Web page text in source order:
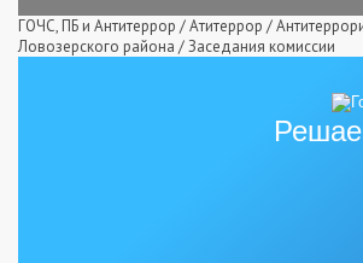
ГОЧС, ПБ и Антитеррор /Атитеррор /
Ловозерского района /Заседания комиссии